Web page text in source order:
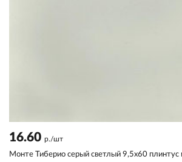
16.60 р./шт
Монте Тиберио серый светлый 9,5x60